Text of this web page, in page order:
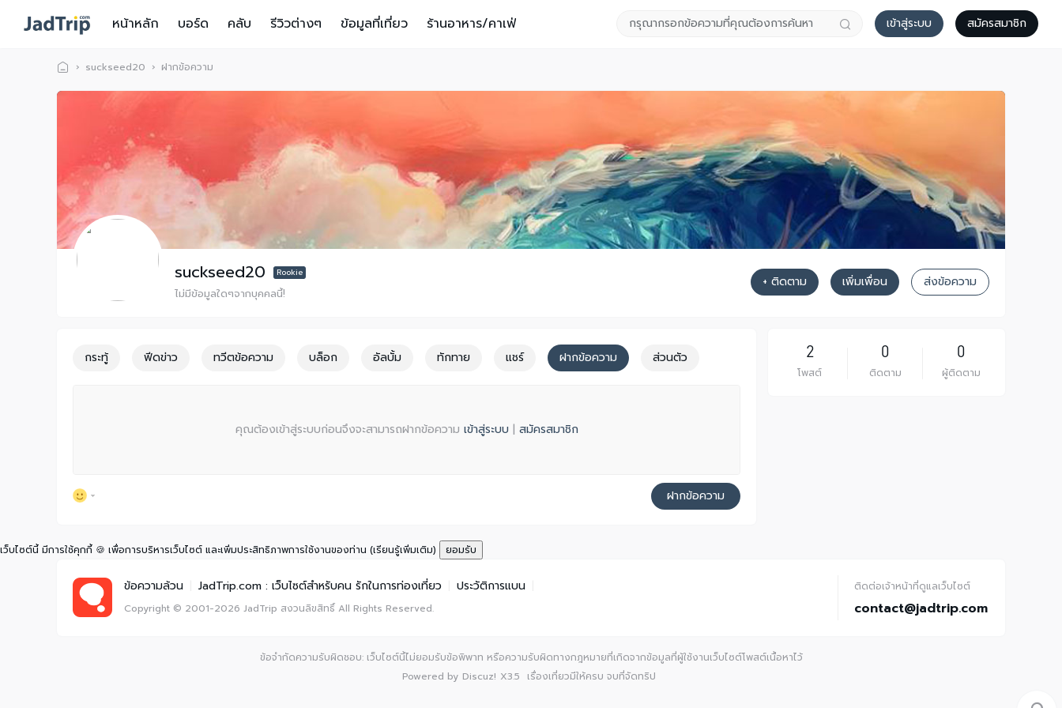
หน้าหลัก บอร์ด คลับ รีวิวต่างๆ ข้อมูลที่เที่ยว ร้านอาหาร/คาเฟ่ เข้าสู่ระบบ สมัครสมาชิก
Ja
› suckseed20 › ฝากข้อความ
+ ติดตาม เพิ่มเพื่อน ส่งข้อความ
suckseed20 Rookie
ไม่มีข้อมูลใดๆจากบุคคลนี้!
กระทู้ ฟีดข่าว ทวีตข้อความ บล็อก อัลบั้ม ทักทาย แชร์ ฝากข้อความ ส่วนตัว
คุณต้องเข้าสู่ระบบก่อนจึงจะสามารถฝากข้อความ เข้าสู่ระบบ | สมัครสมาชิก
ฝากข้อความ
2
โพสต์
0
ติดตาม
0
ผู้ติดตาม
เว็บไซต์นี้ มีการใช้คุกกี้ 🍪 เพื่อการบริหารเว็บไซต์ และเพิ่มประสิทธิภาพการใช้งานของท่าน (เรียนรู้เพิ่มเติม) ยอมรับ
ติดต่อเจ้าหน้าที่ดูแลเว็บไซต์
contact@jadtrip.com
ข้อความล้วน JadTrip.com : เว็บไซต์สำหรับคน รักในการท่องเที่ยว ประวัติการแบน
Copyright © 2001-2026 JadTrip สงวนลิขสิทธิ์ All Rights Reserved.
ข้อจำกัดความรับผิดชอบ: เว็บไซต์นี้ไม่ยอมรับข้อพิพาท หรือความรับผิดทางกฎหมายที่เกิดจากข้อมูลที่ผู้ใช้งานเว็บไซต์โพสต์เนื้อหาไว้
Powered by Discuz! X3.5 เรื่องเที่ยวมีให้ครบ จบที่จัดทริป